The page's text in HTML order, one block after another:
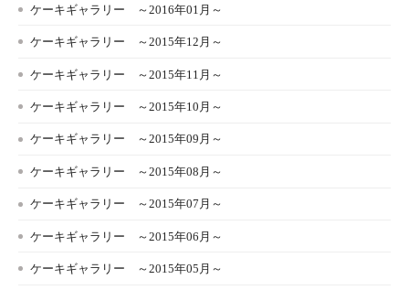
ケーキギャラリー ～2016年01月～
ケーキギャラリー ～2015年12月～
ケーキギャラリー ～2015年11月～
ケーキギャラリー ～2015年10月～
ケーキギャラリー ～2015年09月～
ケーキギャラリー ～2015年08月～
ケーキギャラリー ～2015年07月～
ケーキギャラリー ～2015年06月～
ケーキギャラリー ～2015年05月～